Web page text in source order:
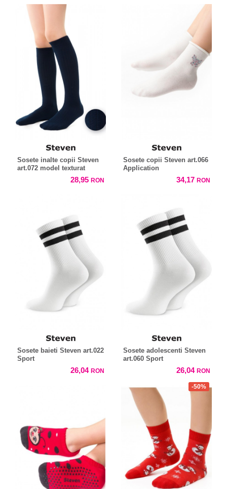
Sosete inalte copii Steven
art.072 model texturat
28,95 RON
Sosete copii Steven art.066
Application
34,17 RON
Sosete baieti Steven art.022
Sport
26,04 RON
Sosete adolescenti Steven
art.060 Sport
26,04 RON
-50%